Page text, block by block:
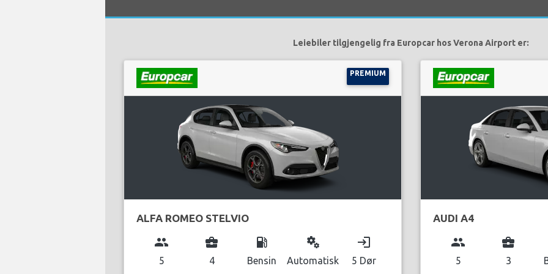
Leiebiler tilgjengelig fra Europcar hos Verona Airport er:
PREMIUM
ALFA ROMEO STELVIO
group
5
business_center
4
local_gas_station
Bensin
miscellaneous_services
Automatisk
login
5 Dør
AUDI A4
group
5
business_center
3